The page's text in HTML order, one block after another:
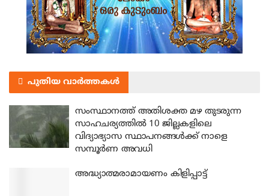
പുതിയ വാർത്തകൾ
സംസ്ഥാനത്ത് അതിശക്ത മഴ തുടരുന്ന
സാഹചര്യത്തിൽ 10 ജില്ലകളിലെ
വിദ്യാഭ്യാസ സ്ഥാപനങ്ങൾക്ക് നാളെ
സമ്പൂർണ അവധി
അദ്ധ്യാത്മരാമായണം കിളിപ്പാട്ട്